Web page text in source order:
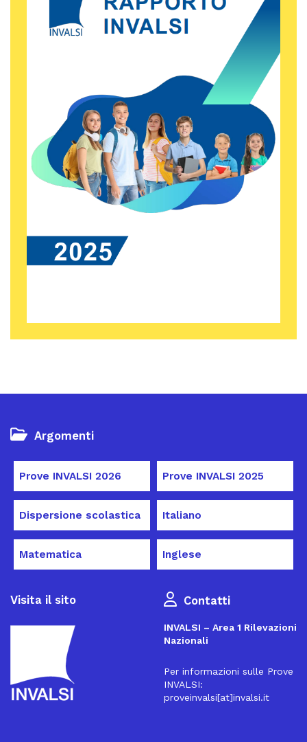
Argomenti
Prove INVALSI 2026 Prove INVALSI 2025
Dispersione scolastica Italiano
Matematica Inglese
Visita il sito Contatti
INVALSI – Area 1 Rilevazioni
Nazionali
Per informazioni sulle Prove
INVALSI:
proveinvalsi[at]invalsi.it